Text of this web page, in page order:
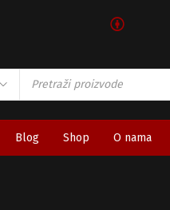
🅯
Blog Shop O nama